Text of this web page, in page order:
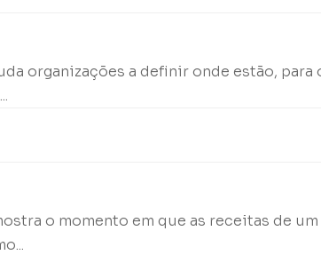
organizações a definir onde estão, para
o momento em que as receitas de